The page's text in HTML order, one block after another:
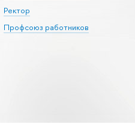
Ректор
Профсоюз работников